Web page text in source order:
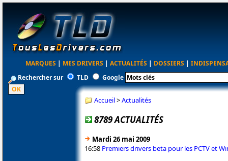
MARQUES | MES DRIVERS | ACTUALITÉS | DOSSIERS |
Rechercher sur
TLD Google
Accueil>Actualités
8789 ACTUALITÉS
Mardi 26 mai 2009
16:58 Premiers drivers beta pour les PCTV et